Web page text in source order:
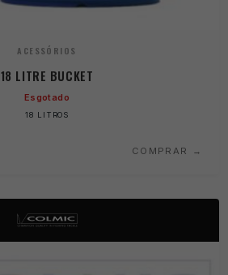
ACESSÓRIOS
18 LITRE BUCKET
Esgotado
18 LITROS
COMPRAR